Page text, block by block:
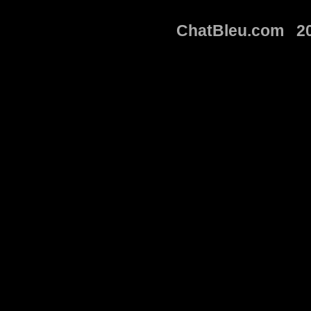
ChatBleu.com